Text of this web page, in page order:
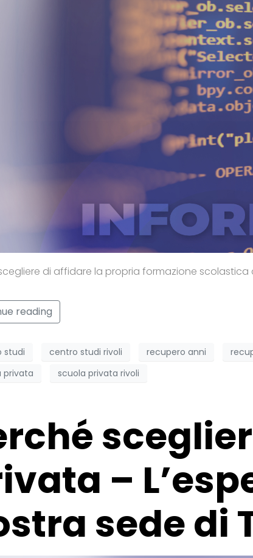
di affidare la propria formazione scolastica
reading
studi centro studi rivoli recupero anni
privata
scuola privata rivoli
–
sede di